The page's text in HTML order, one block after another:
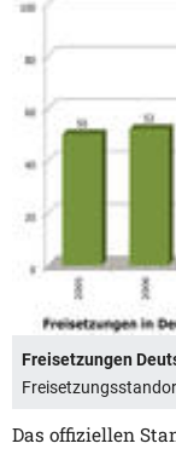
Freisetzungen
Das offiziellen